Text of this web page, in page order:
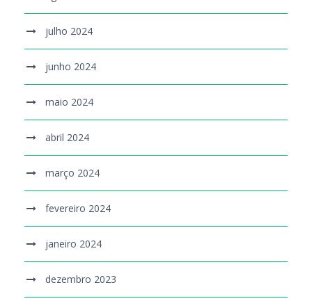
julho 2024
junho 2024
maio 2024
abril 2024
março 2024
fevereiro 2024
janeiro 2024
dezembro 2023